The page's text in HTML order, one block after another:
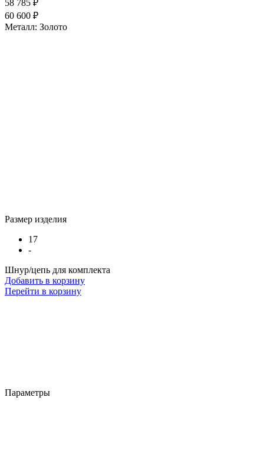
58 785 ₽
60 600 ₽
Металл: Золото
Размер изделия
17
-
Шнур/цепь для комплекта
Добавить в корзину
Перейти в корзину
Параметры